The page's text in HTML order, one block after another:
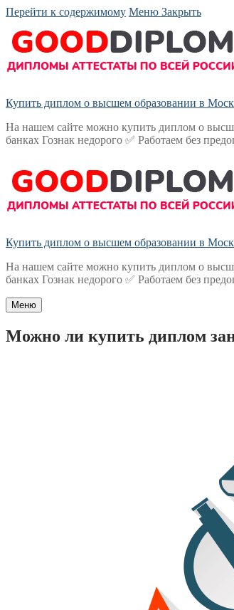
Перейти к содержимому Меню Закрыть
Купить диплом о высшем образовании в
На нашем сайте можно купить диплом о
банках Гознак недорого ✅ Работаем без
Купить диплом о высшем образовании в
На нашем сайте можно купить диплом о
банках Гознак недорого ✅ Работаем без
Меню
Можно ли купить диплом